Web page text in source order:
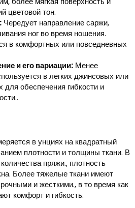
цветовой тон.
Чередует направление саржи,
ног во время ношения.
в комфортных или повседневных
и его вариации: Менее
в легких джинсовых или
обеспечения гибкости и
в унциях на квадратный
плотности и толщины ткани. В
пряжи., плотность
Более тяжелые ткани имеют
и жесткими., в то время как
комфорт и гибкость.